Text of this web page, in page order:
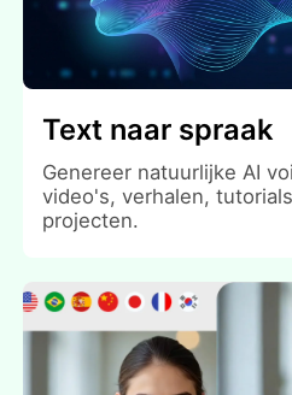
Text naar spraak
Genereer natuurlijke AI
video's, verhalen,
projecten.